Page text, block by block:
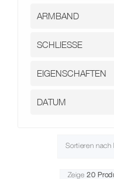
Sortieren nach
Zeige20